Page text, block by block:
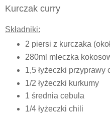
Kurczak curry
Składniki:
2 piersi z kurczaka
280ml mleczka
1,5 łyżeczki przyprawy
1/2 łyżeczki kurkumy
1 średnia cebula
1/4 łyżeczki chili